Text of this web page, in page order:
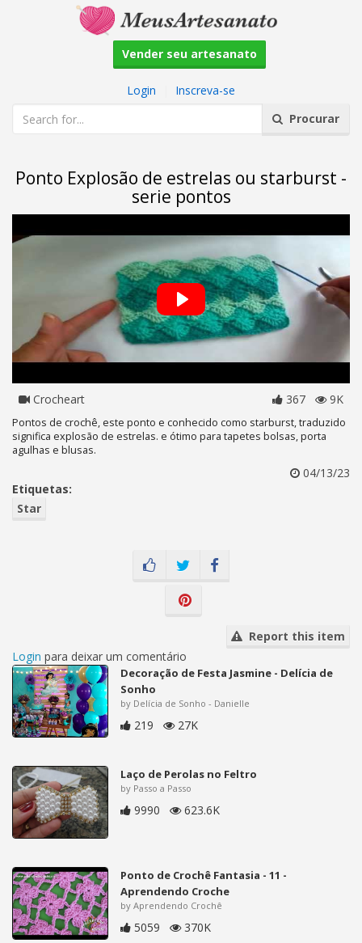
Vender seu artesanato
Login
Inscreva-se
Procurar
Ponto Explosão de estrelas ou starburst -
serie pontos
Crocheart 367 9K
Pontos de crochê, este ponto e conhecido como starburst, traduzido
significa explosão de estrelas. e ótimo para tapetes bolsas, porta
agulhas e blusas.
04/13/23
Etiquetas:
Star
Report this item
Login para deixar um comentário
Decoração de Festa Jasmine - Delícia de
Sonho
by Delícia de Sonho - Danielle
219 27K
Laço de Perolas no Feltro
by Passo a Passo
9990 623.6K
Ponto de Crochê Fantasia - 11 -
Aprendendo Croche
by Aprendendo Crochê
5059 370K